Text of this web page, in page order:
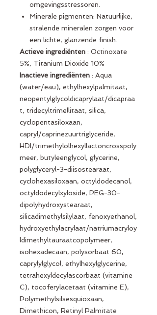
omgevingsstressoren.
Minerale pigmenten: Natuurlijke,
stralende mineralen zorgen voor
een lichte, glanzende finish.
Actieve ingrediënten : Octinoxate
5%, Titanium Dioxide 10%
Inactieve ingrediënten : Aqua
(water/eau), ethylhexylpalmitaat,
neopentylglycoldicaprylaat/dicapraa
t, tridecyltrimellitaat, silica,
cyclopentasiloxaan,
capryl/caprinezuurtriglyceride,
HDI/trimethylolhexyllactoncrosspoly
meer, butyleenglycol, glycerine,
polyglyceryl-3-diisostearaat,
cyclohexasiloxaan, octyldodecanol,
octyldodecylxyloside, PEG-30-
dipolyhydroxystearaat,
silicadimethylsilylaat, fenoxyethanol,
hydroxyethylacrylaat/natriumacryloy
ldimethyltauraatcopolymeer,
isohexadecaan, polysorbaat 60,
caprylylglycol, ethylhexylglycerine,
tetrahexyldecylascorbaat (vitamine
C), tocoferylacetaat (vitamine E),
Polymethylsilsesquioxaan,
Dimethicon, Retinyl Palmitate